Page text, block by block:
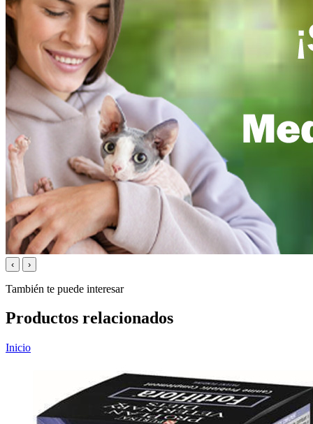
‹ ›
También te puede interesar
Productos relacionados
Inicio